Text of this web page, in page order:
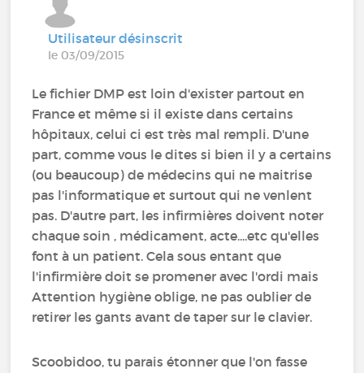
Utilisateur désinscrit
le 03/09/2015
Le fichier DMP est loin d'exister partout en
France et même si il existe dans certains
hôpitaux, celui ci est très mal rempli. D'une
part, comme vous le dites si bien il y a certains
(ou beaucoup) de médecins qui ne maitrise
pas l'informatique et surtout qui ne venlent
pas. D'autre part, les infirmières doivent noter
chaque soin , médicament, acte....etc qu'elles
font à un patient. Cela sous entant que
l'infirmière doit se promener avec l'ordi mais
Attention hygiène oblige, ne pas oublier de
retirer les gants avant de taper sur le clavier.
Scoobidoo, tu parais étonner que l'on fasse